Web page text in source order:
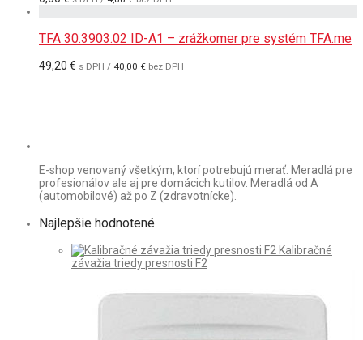
TFA 30.3903.02 ID-A1 – zrážkomer pre systém TFA.me
49,20 € s DPH / 40,00 € bez DPH
E-shop venovaný všetkým, ktorí potrebujú merať. Meradlá pre
profesionálov ale aj pre domácich kutilov. Meradlá od A
(automobilové) až po Z (zdravotnícke).
Najlepšie hodnotené
Kalibračné
závažia triedy presnosti F2